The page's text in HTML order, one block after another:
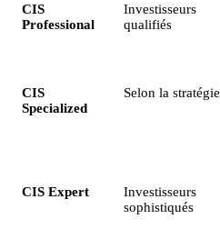
CIS
Professional
Investisseurs
qualifiés
CIS
Specialized
Selon la stratégie
CIS Expert
Investisseurs
sophistiqués